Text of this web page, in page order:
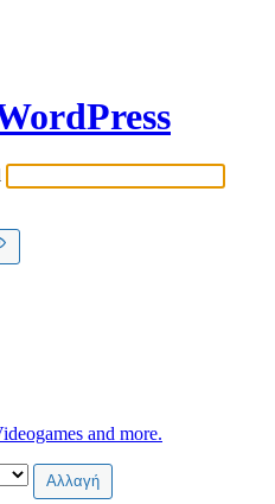
and more.